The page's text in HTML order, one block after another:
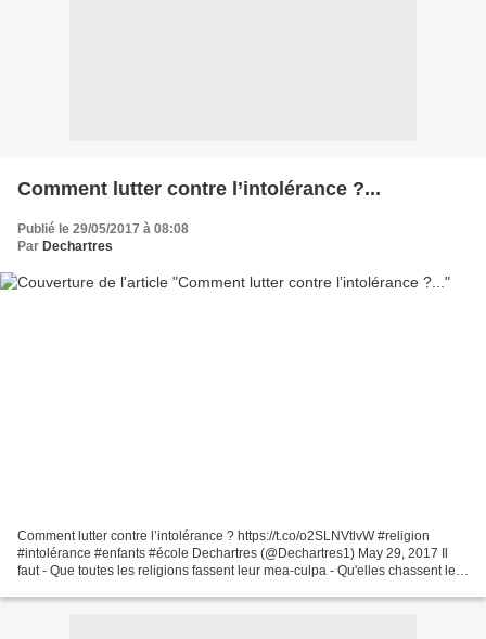
Comment lutter contre l’intolérance ?...
Publié le 29/05/2017 à 08:08
Par Dechartres
Comment lutter contre l’intolérance ? https://t.co/o2SLNVtlvW #religion
#intolérance #enfants #école Dechartres (@Dechartres1) May 29, 2017 Il
faut - Que toutes les religions fassent leur mea-culpa - Qu'elles chassent les